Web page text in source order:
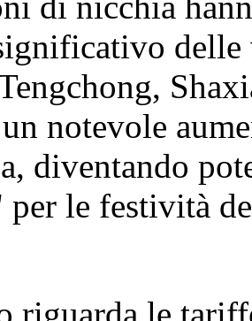
notevole
diventando
per le festività
riguarda le